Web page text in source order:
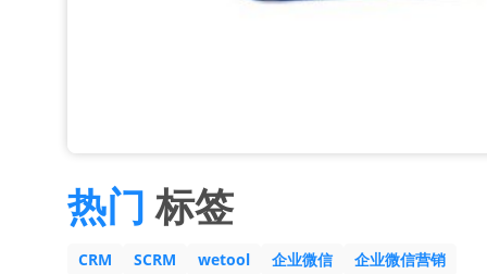
热门 标签
CRM SCRM wetool 企业微信
企业微信营销